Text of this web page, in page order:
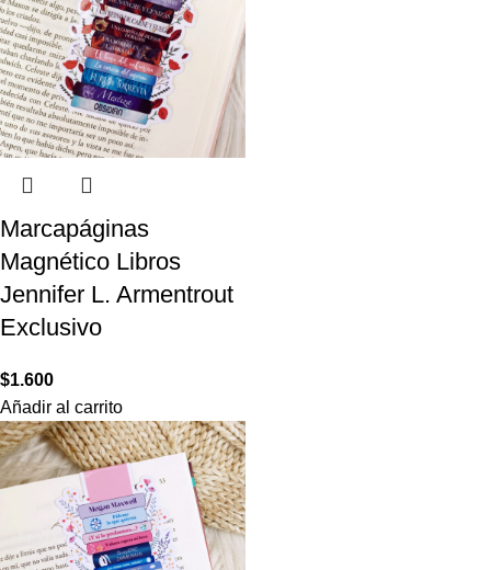
Marcapáginas
Magnético Libros
Jennifer L. Armentrout
Exclusivo
$1.600
Añadir al carrito